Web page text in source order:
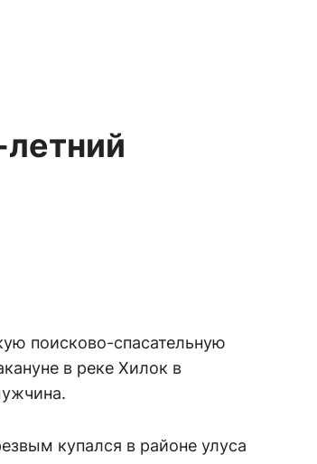
поисково-спасательную
в реке Хилок в
купался в районе улуса